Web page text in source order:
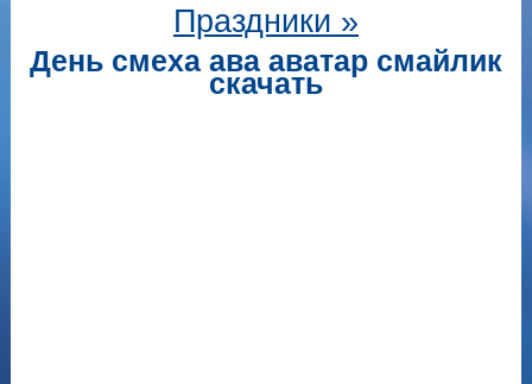
Праздники »
День смеха ава аватар смайлик
скачать